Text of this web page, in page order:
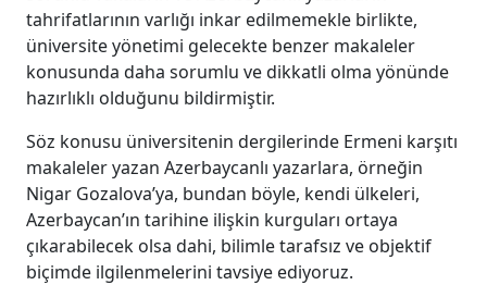
tahrifatlarının varlığı inkar edilmemekle birlikte,
üniversite yönetimi gelecekte benzer makaleler
konusunda daha sorumlu ve dikkatli olma yönünde
hazırlıklı olduğunu bildirmiştir.
Söz konusu üniversitenin dergilerinde Ermeni karşıtı
makaleler yazan Azerbaycanlı yazarlara, örneğin
Nigar Gozalova’ya, bundan böyle, kendi ülkeleri,
Azerbaycan’ın tarihine ilişkin kurguları ortaya
çıkarabilecek olsa dahi, bilimle tarafsız ve objektif
biçimde ilgilenmelerini tavsiye ediyoruz.